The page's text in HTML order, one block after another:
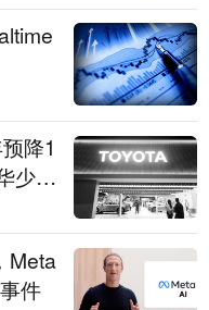
降1
少卖
Meta
件